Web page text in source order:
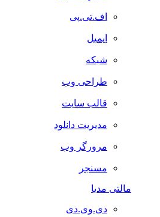
اف.تی.پی
ایمیل
شبکه
طراحی وب
قالب سایت
مدیریت دانلود
مرورگر وب
مسنجر
مالتی مدیا
دی.وی.دی